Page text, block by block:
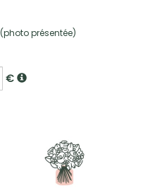
(photo présentée)
€